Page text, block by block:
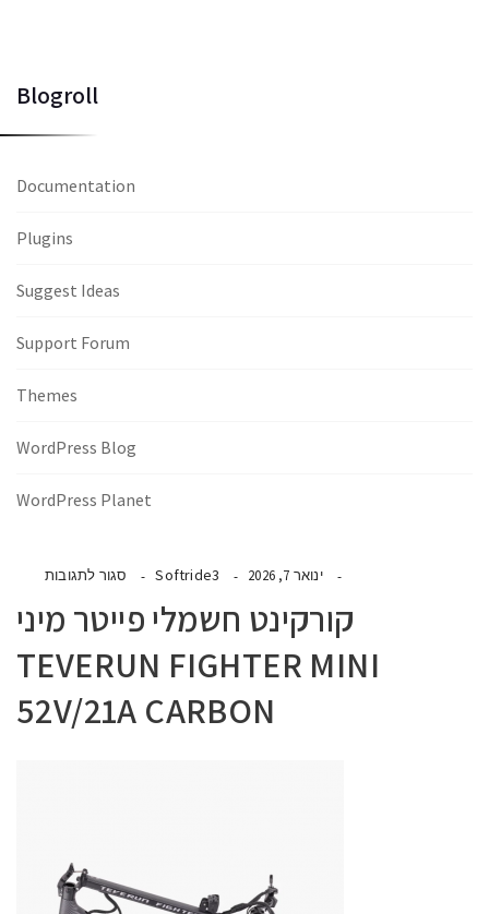
ינואר 7, 2026 Softride3 סגור לתגובות
קורקינט חשמלי פייטר מיני
TEVERUN FIGHTER MINI
52V/21A CARBON
Blogroll
Documentation
Plugins
Suggest Ideas
Support Forum
Themes
WordPress Blog
WordPress Planet